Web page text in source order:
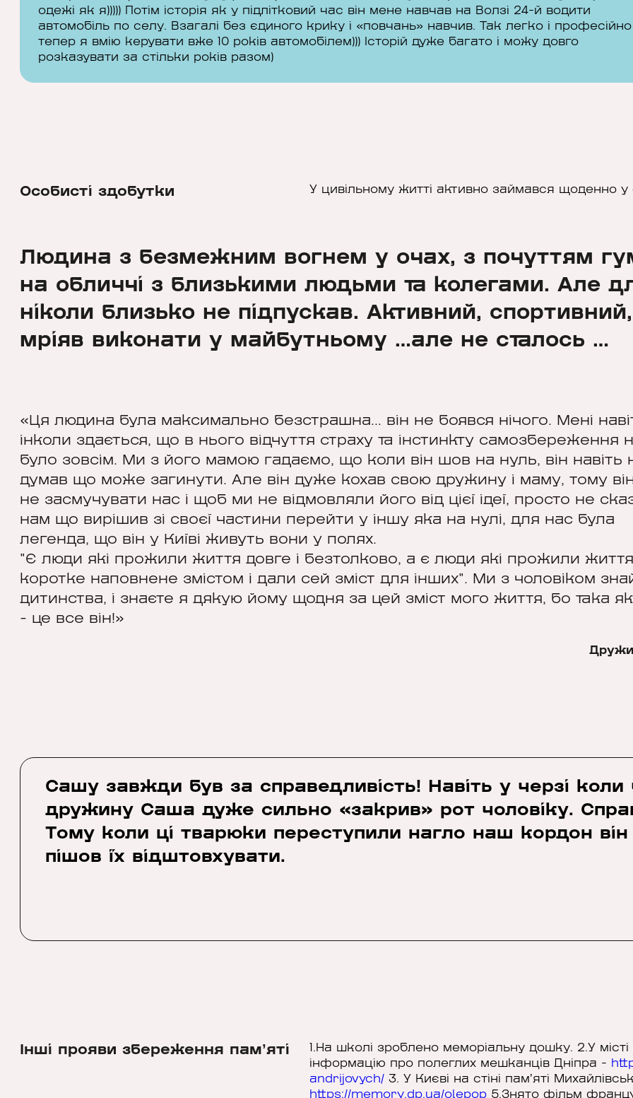
одежі як я))))) Потім історія як у підлітковий час він мене навчав на Волзі 24-й водити
автомобіль по селу. Взагалі без єдиного крику і «повчань» навчив. Так легко і професійно
тепер я вмію керувати вже 10 років автомобілем))) Історій дуже багато і можу довго
розказувати за стільки років разом)
Особисті здобутки У цивільному житті активно займався щоденно у
Людина з безмежним вогнем у очах, з почуттям
на обличчі з близькими людьми та колегами. Але
ніколи близько не підпускав. Активний,
мріяв виконати у майбутньому …але не сталось …
«Ця людина була максимально безстрашна... він не боявся нічого. Мені
інколи здається, що в нього відчуття страху та інстинкту самозбереження
було зовсім. Ми з його мамою гадаємо, що коли він шов на нуль, він навіть
думав що може загинути. Але він дуже кохав свою дружину і маму, тому
не засмучувати нас і щоб ми не відмовляли його від цієї ідеї, просто не
нам що вирішив зі своєї частини перейти у іншу яка на нулі, для нас була
легенда, що він у Київі живуть вони у полях.
"Є люди які прожили життя довге і безтолково, а є люди які прожили життя
коротке наповнене змістом і дали сей зміст для інших". Ми з чоловіком
дитинства, і знаєте я дякую йому щодня за цей зміст мого життя, бо така
- це все він!»
Сашу завжди був за справедливість! Навіть у черзі
дружину Саша дуже сильно «закрив» рот чоловіку.
Тому коли ці тварюки переступили нагло наш кордон він
пішов їх відштовхувати.
Інші прояви збереження памʼяті
1.На школі зроблено меморіальну дошку. 2.У місті
інформацію про полеглих мешканців Дніпра -
andrijovych/3. У Києві на стіні памʼяті
https://memory.dp.ua/olepop5.Знято фільм